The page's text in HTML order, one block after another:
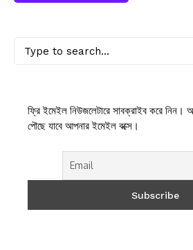
ফ্রি ইমেইল নিউজলেটারে সাবক্রাইব করে নিন।
পৌছে যাবে আপনার ইমেইল বক্সে।